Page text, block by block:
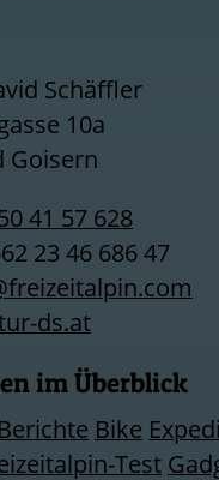
Schäffler
10a
Goisern
41 57 628
23 46 686 47
ds.at
im Überblick
Berichte Bike
Test